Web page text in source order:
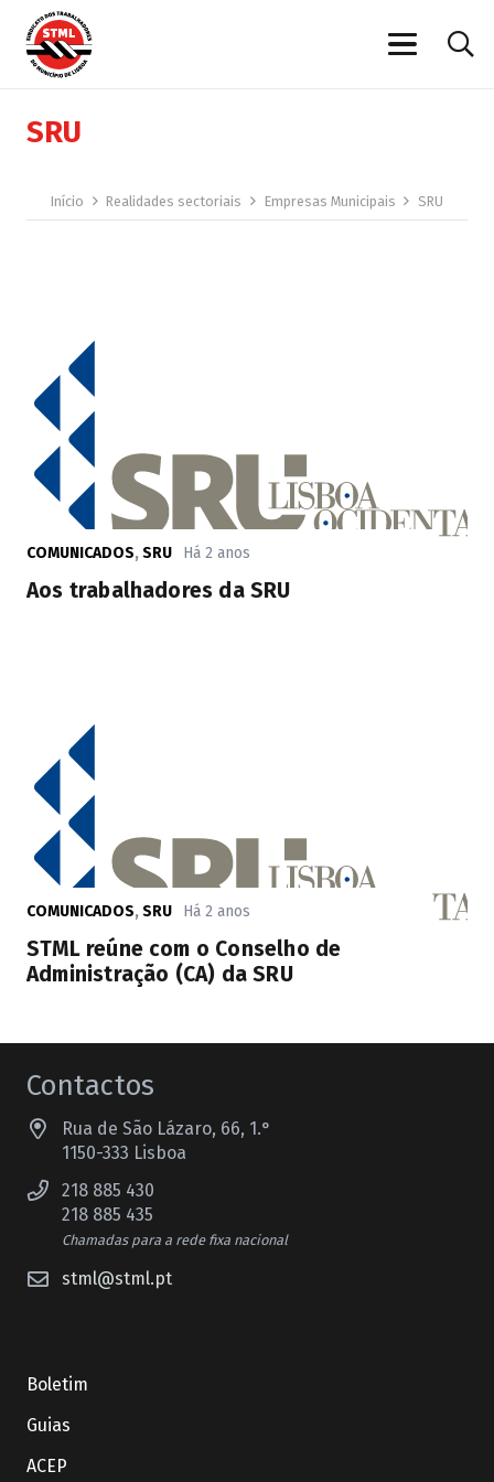
SRU
Início Realidades sectoriais Empresas Municipais SRU
COMUNICADOS,SRU Há 2 anos
Aos trabalhadores da SRU
COMUNICADOS,SRU Há 2 anos
STML reúne com o Conselho de
Administração (CA) da SRU
Contactos
Rua de São Lázaro, 66, 1.°
1150-333 Lisboa
218 885 430
218 885 435
Chamadas para a rede fixa nacional
stml@stml.pt
Boletim
Guias
ACEP